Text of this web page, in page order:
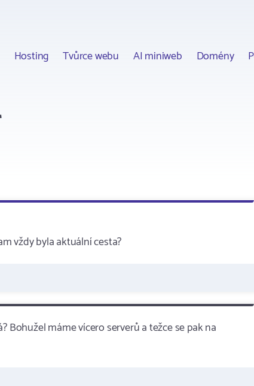
Hosting Tvůrce webu AI miniweb Domény
vždy byla aktuální cesta?
máme vícero serverů a težce se pak na